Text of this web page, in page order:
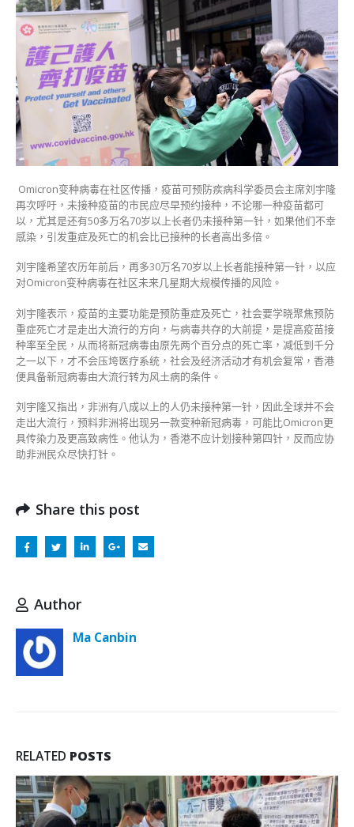
全
民
打
针
是
与
病
存
大
提
刘
宇
隆
吁
长
快
接
种
疫
苗〉
Omicron变种病毒在社区传播，疫苗可预防疾病科学委员会主席刘宇隆
再次呼吁，未接种疫苗的市民应尽早预约接种，不论哪一种疫苗都可
以，尤其是还有50多万名70岁以上长者仍未接种第一针，如果他们不幸
感染，引发重症及死亡的机会比已接种的长者高出多倍。
刘宇隆希望农历年前后，再多30万名70岁以上长者能接种第一针，以应
对Omicron变种病毒在社区未来几星期大规模传播的风险。
刘宇隆表示，疫苗的主要功能是预防重症及死亡，社会要学晓聚焦预防
重症死亡才是走出大流行的方向，与病毒共存的大前提，是提高疫苗接
种率至全民，从而将新冠病毒由原先两个百分点的死亡率，减低到千分
之一以下，才不会压垮医疗系统，社会及经济活动才有机会复常，香港
便具备新冠病毒由大流行转为风土病的条件。
刘宇隆又指出，非洲有八成以上的人仍未接种第一针，因此全球并不会
走出大流行，预料非洲将出现另一款变种新冠病毒，可能比Omicron更
具传染力及更高致病性。他认为，香港不应计划接种第四针，反而应协
助非洲民众尽快打针。
Share this post
Author
Ma Canbin
RELATED POSTS